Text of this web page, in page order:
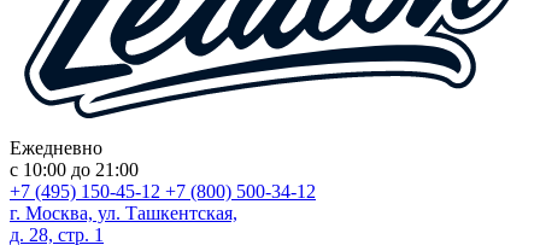
Ежедневно
с 10:00 до 21:00
+7 (495) 150-45-12 +7 (800) 500-34-12
г. Москва, ул. Ташкентская,
д. 28, стр. 1